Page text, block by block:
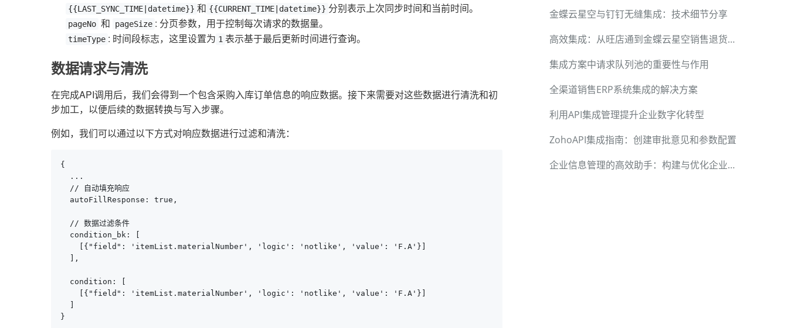
{{LAST_SYNC_TIME|datetime}} 和 {{CURRENT_TIME|datetime}} 分别表示上次同步时间和当前时间。
pageNo 和 pageSize : 分页参数，用于控制每次请求的数据量。
timeType : 时间段标志，这里设置为 1 表示基于最后更新时间进行查询。
数据请求与清洗
在完成API调用后，我们会得到一个包含采购入库订单信息的响应数据。接下来需要对这些数据进行清洗和初
步加工，以便后续的数据转换与写入步骤。
例如，我们可以通过以下方式对响应数据进行过滤和清洗：
{
  ...
  // 自动填充响应
  autoFillResponse: true,
  // 数据过滤条件
  condition_bk: [
    [{"field": 'itemList.materialNumber', 'logic': 'notlike', 'value': 'F.A'}]
  ],
  condition: [
    [{"field": 'itemList.materialNumber', 'logic': 'notlike', 'value': 'F.A'}]
}
金蝶云星空与钉钉无缝集成：技术细节分享
高效集成：从旺店通到金蝶云星空销售退货单对接
集成方案中请求队列池的重要性与作用
全渠道销售ERP系统集成的解决方案
利用API集成管理提升企业数字化转型
ZohoAPI集成指南：创建审批意见和参数配置
企业信息管理的高效助手：构建与优化企业知识库